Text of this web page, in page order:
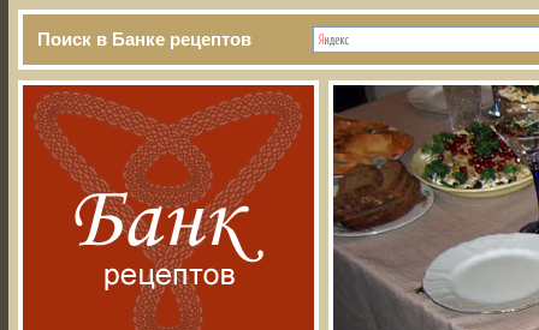
Поиск в Банке рецептов